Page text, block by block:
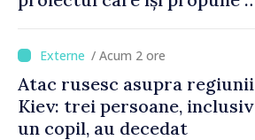
/ Acum 2 ore
Atac rusesc asupra regiunii
Kiev: trei persoane, inclusiv
un copil, au decedat